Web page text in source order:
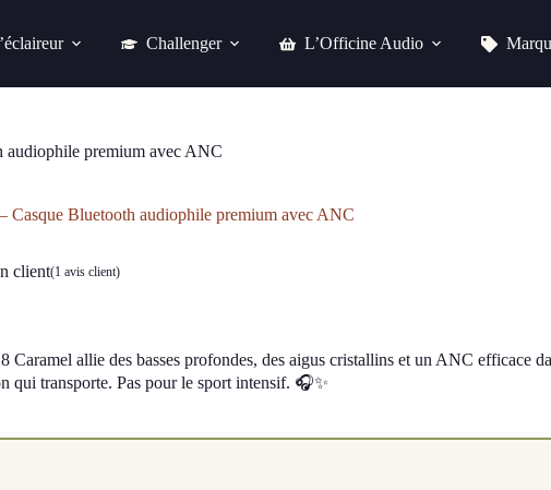
Challenger L’Officine Audio
premium avec ANC
Bluetooth audiophile premium avec ANC
client(1 avis client)
Caramel allie des basses profondes, des aigus cristallins et un ANC efficace
qui transporte. Pas pour le sport intensif. 🎧✨